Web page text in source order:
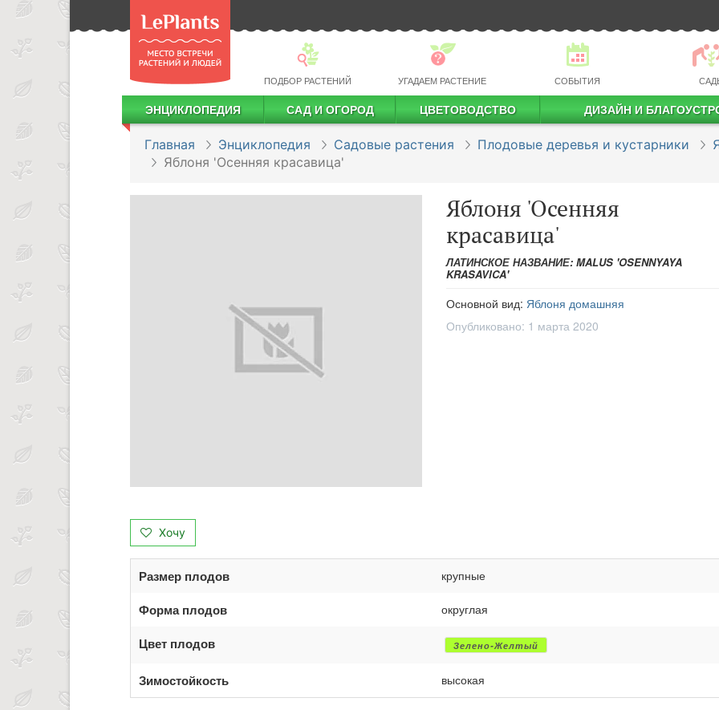
ПОДБОР РАСТЕНИЙ УГАДАЕМ РАСТЕНИЕ СОБЫТИЯ
ЭНЦИКЛОПЕДИЯ САД И ОГОРОД ЦВЕТОВОДСТВО ДИЗАЙН И
Главная Энциклопедия Садовые растения Плодовые деревья и кустарники
Яблоня 'Осенняя красавица'
Яблоня 'Осенняя
красавица'
ЛАТИНСКОЕ НАЗВАНИЕ: MALUS 'OSENNYAYA
KRASAVICA'
Основной вид: Яблоня домашняя
Опубликовано: 1 марта 2020
Хочу
Размер плодов крупные
Форма плодов округлая
Цвет плодов Зелено-Желтый
Зимостойкость высокая